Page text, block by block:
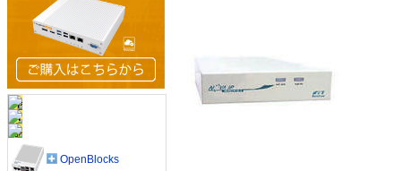
OpenBlocks